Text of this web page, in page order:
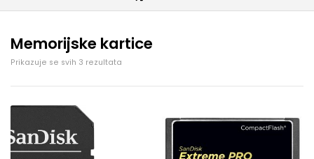
Memorijske kartice
Prikazuje se svih 3 rezultata